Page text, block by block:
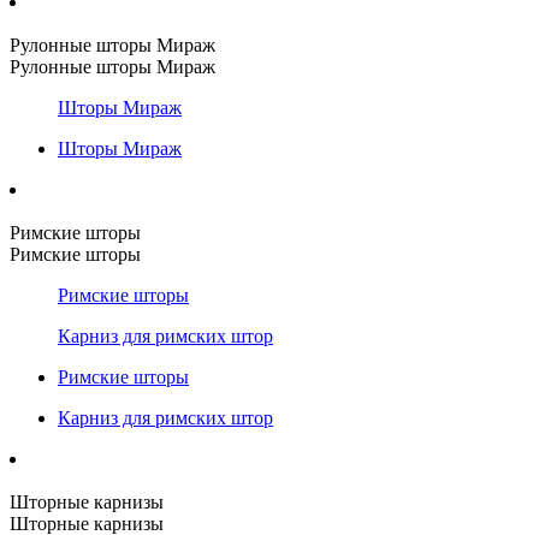
Рулонные шторы Мираж
Рулонные шторы Мираж
Шторы Мираж
Шторы Мираж
Римские шторы
Римские шторы
Римские шторы
Карниз для римских штор
Римские шторы
Карниз для римских штор
Шторные карнизы
Шторные карнизы